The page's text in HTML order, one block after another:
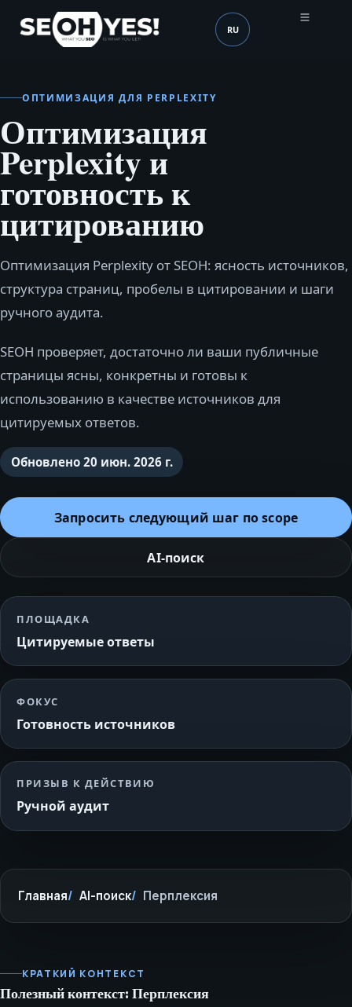
SEOH Язык (mobile header)
RU
ОПТИМИЗАЦИЯ ДЛЯ PERPLEXITY
Оптимизация
Perplexity и
готовность к
цитированию
Оптимизация Perplexity от SEOH: ясность источников,
структура страниц, пробелы в цитировании и шаги
ручного аудита.
SEOH проверяет, достаточно ли ваши публичные
страницы ясны, конкретны и готовы к
использованию в качестве источников для
цитируемых ответов.
Обновлено 20 июн. 2026 г.
Запросить следующий шаг по scope
AI-поиск
ПЛОЩАДКА
Цитируемые ответы
ФОКУС
Готовность источников
ПРИЗЫВ К ДЕЙСТВИЮ
Ручной аудит
Главная AI-поиск Перплексия
КРАТКИЙ КОНТЕКСТ
Полезный контекст: Перплексия